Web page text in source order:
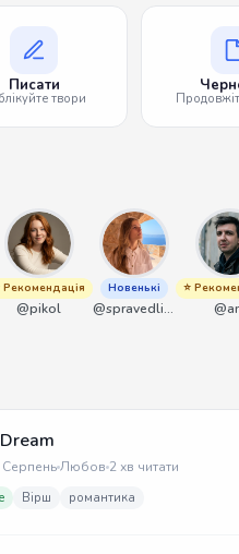
Писати
твори
Рекомендація
@pikol
Новенькі
@spravedliwa
⭐
СерпеньЛюбов 2 хв читати
Вірш романтика